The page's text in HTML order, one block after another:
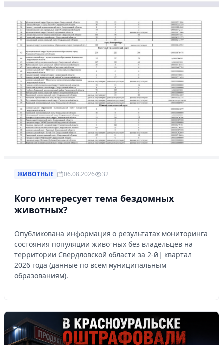
ЖИВОТНЫЕ 06.08.2026 32
Кого интересует тема бездомных
животных?
Опубликована информация о результатах мониторинга
состояния популяции животных без владельцев на
территории Свердловской области за 2-й| квартал
2026 года (данные по всем муниципальным
образованиям).